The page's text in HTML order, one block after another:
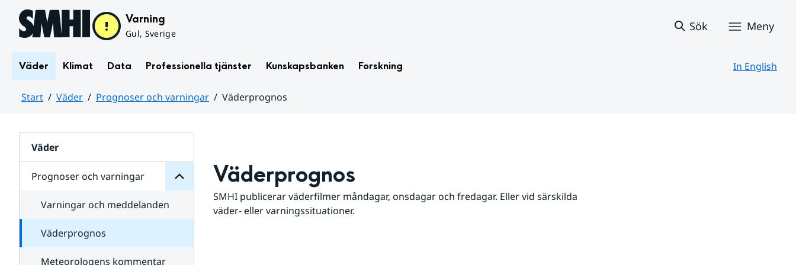
Hoppa till sidans innehåll Varning
Gul, Sverige
Sök Meny
Väder Klimat Data Professionella tjänster Kunskapsbanken Forskning In English
Start Väder Prognoser och varningar
Väderprognos
Väder
Prognoser och varningar
för
varningar
Varningar och meddelanden
Väderprognos
Meteorologens kommentar
Väderprognos
SMHI publicerar väderfilmer måndagar, onsdagar och fredagar. Eller vid särskilda
väder- eller varningssituationer.